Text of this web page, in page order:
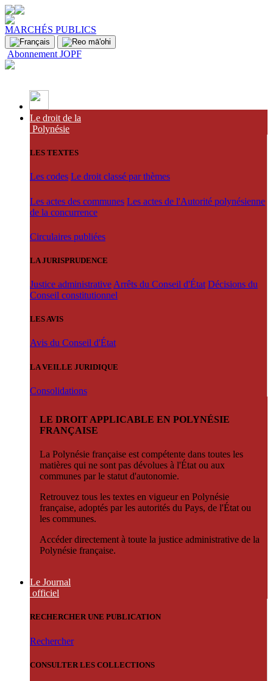
MARCHÉS PUBLICS
Abonnement JOPF
Le droit de la
Polynésie
LES TEXTES
Les codes Le droit classé par thèmes
Les actes des communes Les actes de l'Autorité polynésienne
de la concurrence
Circulaires publiées
LA JURISPRUDENCE
Justice administrative Arrêts du Conseil d'État Décisions du
Conseil constitutionnel
LES AVIS
Avis du Conseil d'État
LA VEILLE JURIDIQUE
Consolidations
LE DROIT APPLICABLE EN POLYNÉSIE
FRANÇAISE
La Polynésie française est compétente dans toutes les
matières qui ne sont pas dévolues à l'État ou aux
communes par le statut d'autonomie.
Retrouvez tous les textes en vigueur en Polynésie
française, adoptés par les autorités du Pays, de l'État ou
les communes.
Accéder directement à toute la justice administrative de la
Polynésie française.
Le Journal
officiel
RECHERCHER UNE PUBLICATION
Rechercher
CONSULTER LES COLLECTIONS